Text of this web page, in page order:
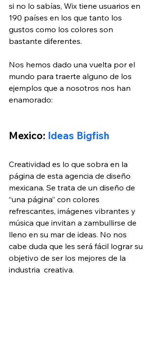
si no lo sabías, Wix tiene usuarios en
190 países en los que tanto los
gustos como los colores son
bastante diferentes.
Nos hemos dado una vuelta por el
mundo para traerte alguno de los
ejemplos que a nosotros nos han
enamorado:
Mexico: Ideas Bigfish
Creatividad es lo que sobra en la
página de esta agencia de diseño
mexicana. Se trata de un diseño de
“una página” con colores
refrescantes, imágenes vibrantes y
música que invitan a zambullirse de
lleno en su mar de ideas. No nos
cabe duda que les será fácil lograr su
objetivo de ser los mejores de la
industria  creativa.